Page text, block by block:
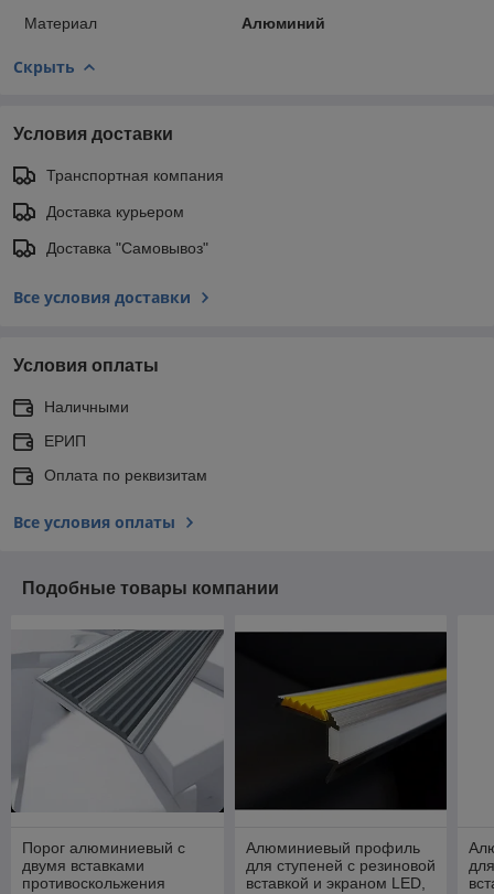
Материал
Алюминий
Скрыть
Условия доставки
Транспортная компания
Доставка курьером
Доставка "Самовывоз"
Все условия доставки
Условия оплаты
Наличными
ЕРИП
Оплата по реквизитам
Все условия оплаты
Подобные товары компании
Порог алюминиевый с
двумя вставками
противоскольжения
Алюминиевый профиль
для ступеней с резиновой
вставкой и экраном LED,